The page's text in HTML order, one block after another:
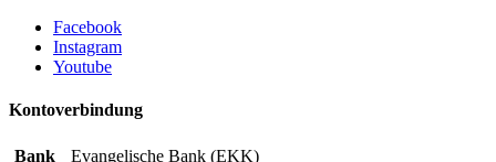
Facebook
Instagram
Youtube
Kontoverbindung
Bank
Evangelische Bank (EKK)